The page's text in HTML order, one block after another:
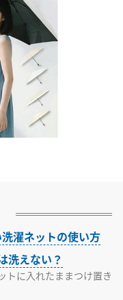
濯ネットの使い方
洗えない？
トに入れたままつけ置き